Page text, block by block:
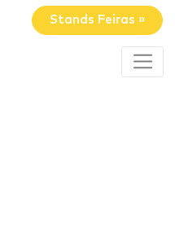
Stands Feiras »